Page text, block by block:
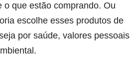
o que estão comprando. Ou
escolhe esses produtos de
por saúde, valores pessoais